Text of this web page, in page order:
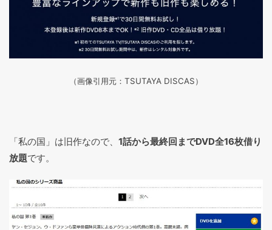
（画像引用元：TSUTAYA DISCAS）
「私の国」は旧作なので、 1話から最終回までDVD全16枚借り
放題です。